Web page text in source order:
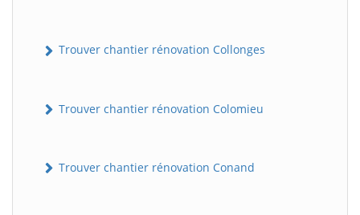
Trouver chantier rénovation Collonges
Trouver chantier rénovation Colomieu
Trouver chantier rénovation Conand
B BatiWebPro